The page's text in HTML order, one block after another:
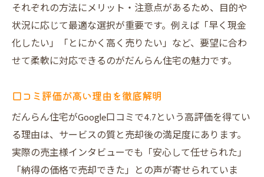
それぞれの方法にメリット・注意点があるため、目的や
状況に応じて最適な選択が重要です。例えば「早く現金
化したい」「とにかく高く売りたい」など、要望に合わ
せて柔軟に対応できるのがだんらん住宅の魅力です。
口コミ評価が高い理由を徹底解明
だんらん住宅がGoogle口コミで4.7という高評価を得てい
る理由は、サービスの質と売却後の満足度にあります。
実際の売主様インタビューでも「安心して任せられた」
「納得の価格で売却できた」との声が寄せられていま